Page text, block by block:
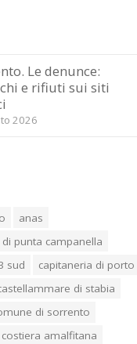
Le denunce:
e rifiuti sui siti
2026
anas
punta campanella
sud
capitaneria di porto
di stabia
di sorrento
costiera amalfitana